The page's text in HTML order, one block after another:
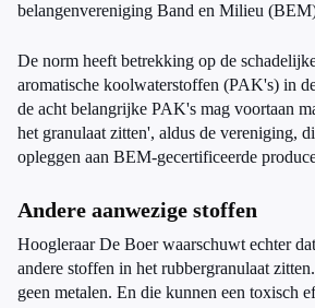
belangenvereniging Band en Milieu
De norm heeft betrekking op de
aromatische koolwaterstoffen (PAK's) in
de acht belangrijke PAK's mag voortaan
het granulaat zitten', aldus de vereniging,
opleggen aan BEM-gecertificeerde
Andere aanwezige stoffen
Hoogleraar De Boer waarschuwt echter
andere stoffen in het rubbergranulaat
geen metalen. En die kunnen een toxisch